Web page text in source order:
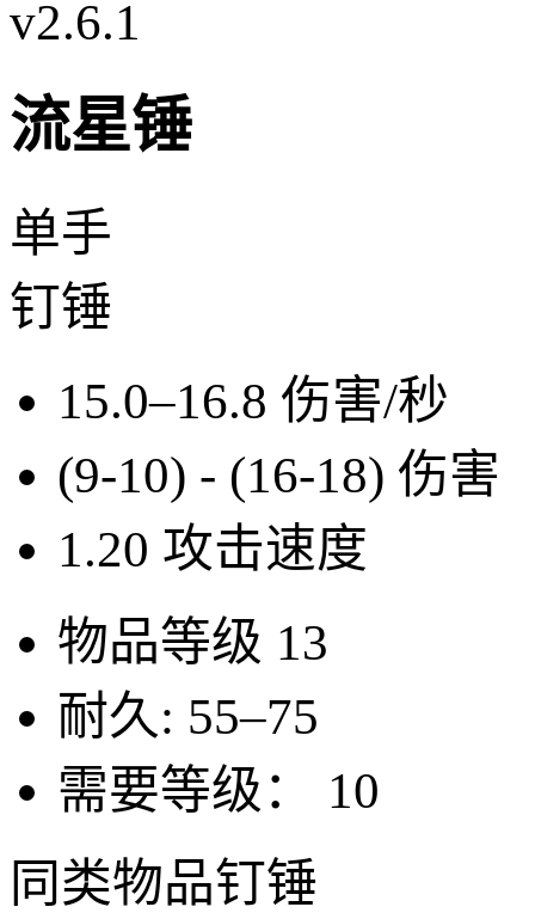
v2.6.1
流星锤
单手
钉锤
15.0–16.8 伤害/秒
(9-10) - (16-18) 伤害
1.20 攻击速度
物品等级 13
耐久: 55–75
需要等级：
10
同类物品钉锤